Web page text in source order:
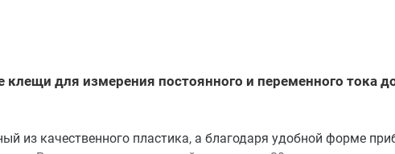
для измерения постоянного и переменного тока
из качественного пластика, а благодаря удобной форме